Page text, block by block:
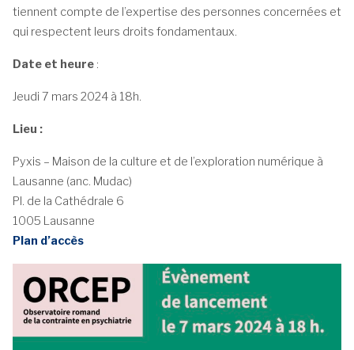
tiennent compte de l’expertise des personnes concernées et
qui respectent leurs droits fondamentaux.
Date et heure :
Jeudi 7 mars 2024 à 18h.
Lieu :
Pyxis – Maison de la culture et de l’exploration numérique à
Lausanne (anc. Mudac)
Pl. de la Cathédrale 6
1005 Lausanne
Plan d’accès